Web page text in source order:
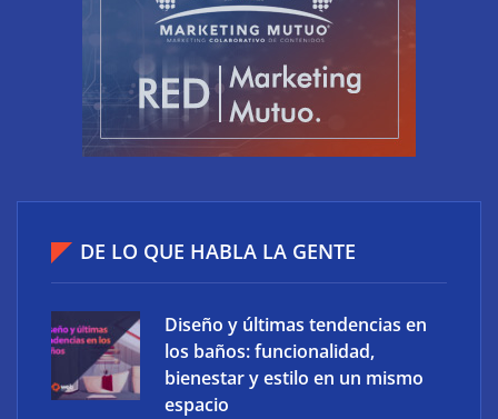
flotas comerciales en España
DE LO QUE HABLA LA GENTE
Diseño y últimas tendencias en
los baños: funcionalidad,
bienestar y estilo en un mismo
espacio